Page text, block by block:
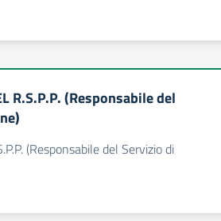
R.S.P.P. (Responsabile del
(Responsabile del Servizio di